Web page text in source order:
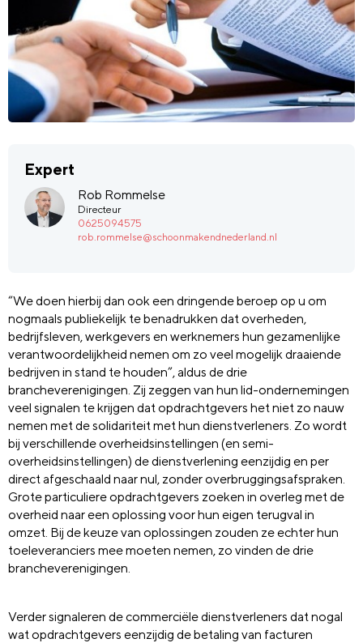
Expert
Rob Rommelse
Directeur
0625094575
rob.rommelse@schoonmakendnederland.nl
“We doen hierbij dan ook een dringende beroep op u om
nogmaals publiekelijk te benadrukken dat overheden,
bedrijfsleven, werkgevers en werknemers hun gezamenlijke
verantwoordelijkheid nemen om zo veel mogelijk draaiende
bedrijven in stand te houden”, aldus de drie
brancheverenigingen. Zij zeggen van hun lid-ondernemingen
veel signalen te krijgen dat opdrachtgevers het niet zo nauw
nemen met de solidariteit met hun dienstverleners. Zo wordt
bij verschillende overheidsinstellingen (en semi-
overheidsinstellingen) de dienstverlening eenzijdig en per
direct afgeschaald naar nul, zonder overbruggingsafspraken.
Grote particuliere opdrachtgevers zoeken in overleg met de
overheid naar een oplossing voor hun eigen terugval in
omzet. Bij de keuze van oplossingen zouden ze echter hun
toeleveranciers mee moeten nemen, zo vinden de drie
brancheverenigingen.
Verder signaleren de commerciële dienstverleners dat nogal
wat opdrachtgevers eenzijdig de betaling van facturen